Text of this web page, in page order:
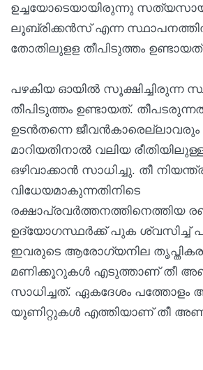
ഉച്ചയോടെയായിരുന്നു
ലൂബ്രിക്കൻസ് എന്ന
തോതിലുളള തീപിടുത്തം
പഴകിയ ഓയിൽ സൂക്ഷിച്ചിരുന്ന
തീപിടുത്തം ഉണ്ടായത്.
ഉടൻതന്നെ ജീവൻകാരെല്ലാവരും
മാറിയതിനാൽ വലിയ
ഒഴിവാക്കാൻ സാധിച്ചു. തീ
വിധേയമാകുന്നതിനിടെ
രക്ഷാപ്രവർത്തനത്തിനെത്തിയ
ഉദ്യോഗസ്ഥർക്ക് പുക ശ്വസിച്ച്
ഇവരുടെ ആരോഗ്യനില
മണിക്കൂറുകൾ എടുത്താണ് തീ
സാധിച്ചത്. ഏകദേശം പത്തോളം
യൂണിറ്റുകൾ എത്തിയാണ് തീ